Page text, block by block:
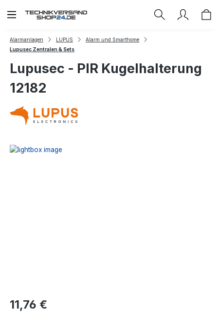
Zum Hauptinhalt springen
Alarmanlagen LUPUS
Alarm und Smarthome
Lupusec Zentralen & Sets
Lupusec - PIR Kugelhalterung
12182
Regulärer Preis:
11,76 €